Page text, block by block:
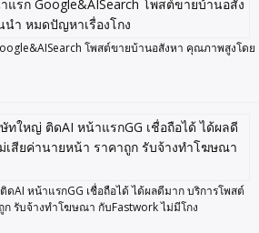
โพสต์ขายบ้านอสังหา คุณภาพสูงโดย
AI หน้าแรกGG เชื่อถือได้ ได้ผลดีมาก บริการโพสต์
ก รับจ้างทำโฆษณา กับFastwork ไม่มีโกง